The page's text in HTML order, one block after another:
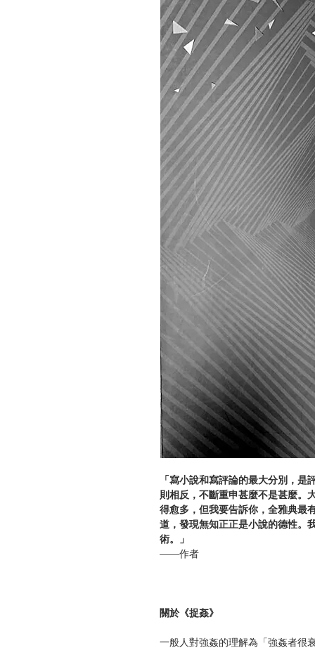
「寫小說和寫評論的最大分別，
則相反，不斷重申甚麼不是甚麼。
得愈多，但我要告訴你，全雅典最
道，發現無知正正是小說的德性。
術。」
——作者
關於《捉姦》
一般人對強姦的理解為「強姦者很